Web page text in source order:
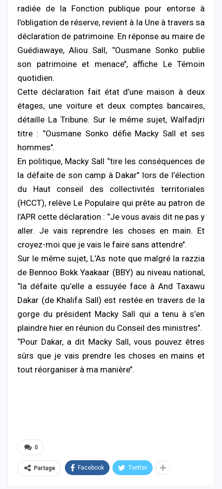
radiée de la Fonction publique pour entorse à
l’obligation de réserve, revient à la Une à travers sa
déclaration de patrimoine. En réponse au maire de
Guédiawaye, Aliou Sall, ‘’Ousmane Sonko publie
son patrimoine et menace’’, affiche Le Témoin
quotidien.
Cette déclaration fait état d’une maison à deux
étages, une voiture et deux comptes bancaires,
détaille La Tribune. Sur le même sujet, Walfadjri
titre : ‘’Ousmane Sonko défie Macky Sall et ses
hommes’’.
En politique, Macky Sall ‘’tire les conséquences de
la défaite de son camp à Dakar’’ lors de l’élection
du Haut conseil des collectivités territoriales
(HCCT), relève Le Populaire qui prête au patron de
l’APR cette déclaration : ‘’Je vous avais dit ne pas y
aller. Je vais reprendre les choses en main. Et
croyez-moi que je vais le faire sans attendre’’.
Sur le même sujet, L’As note que malgré la razzia
de Bennoo Bokk Yaakaar (BBY) au niveau national,
‘’la défaite qu’elle a essuyée face à And Taxawu
Dakar (de Khalifa Sall) est restée en travers de la
gorge du président Macky Sall qui a tenu à s’en
plaindre hier en réunion du Conseil des ministres’’.
‘’Pour Dakar, a dit Macky Sall, vous pouvez êtres
sûrs que je vais prendre les choses en mains et
tout réorganiser à ma manière’’.
0
Partage Facebook Twitter